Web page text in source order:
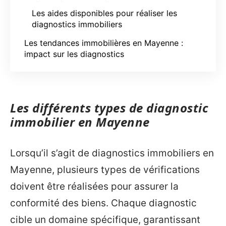
Les aides disponibles pour réaliser les
diagnostics immobiliers
Les tendances immobilières en Mayenne :
impact sur les diagnostics
Les différents types de diagnostic
immobilier en Mayenne
Lorsqu’il s’agit de diagnostics immobiliers en
Mayenne, plusieurs types de vérifications
doivent être réalisées pour assurer la
conformité des biens. Chaque diagnostic
cible un domaine spécifique, garantissant